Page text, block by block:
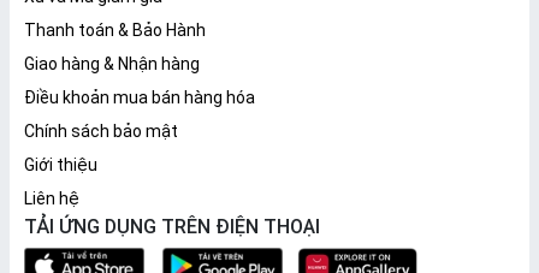
Thanh toán & Bảo Hành
Giao hàng & Nhận hàng
Điều khoản mua bán hàng hóa
Chính sách bảo mật
Giới thiệu
Liên hệ
TẢI ỨNG DỤNG TRÊN ĐIỆN THOẠI